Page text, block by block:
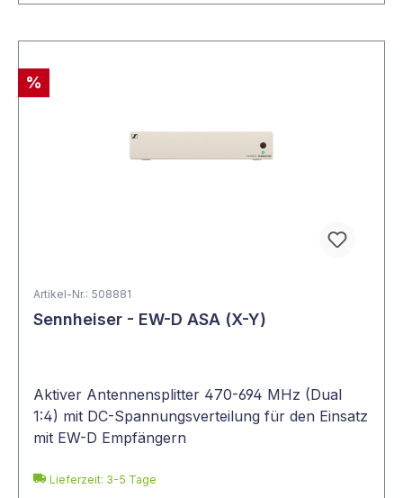
%
Artikel-Nr.: 508881
Sennheiser - EW-D ASA (X-Y)
Aktiver Antennensplitter 470-694 MHz (Dual
1:4) mit DC-Spannungsverteilung für den Einsatz
mit EW-D Empfängern
Lieferzeit: 3-5 Tage